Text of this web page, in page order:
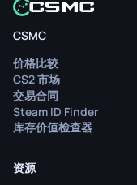
CSMC
价格比较
CS2 市场
交易合同
Steam ID Finder
库存价值检查器
资源